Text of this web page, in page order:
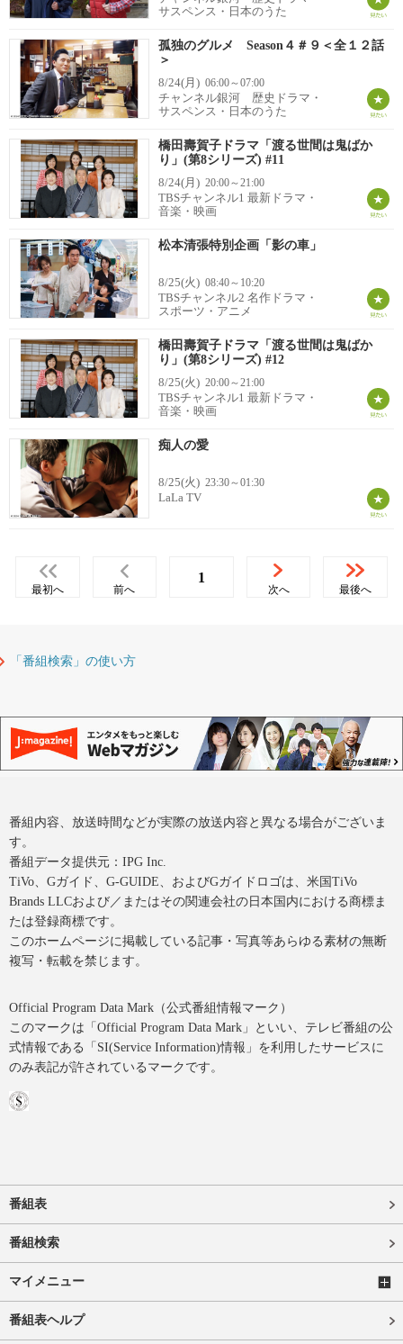
サスペンス・日本のうた
孤独のグルメ Season４＃９＜全１２話
＞
8/24(月) 06:00～07:00
チャンネル銀河 歴史ドラマ・
サスペンス・日本のうた
橋田壽賀子ドラマ「渡る世間は鬼ばか
り」(第8シリーズ) #11
8/24(月) 20:00～21:00
TBSチャンネル1 最新ドラマ・
音楽・映画
松本清張特別企画「影の車」
8/25(火) 08:40～10:20
TBSチャンネル2 名作ドラマ・
スポーツ・アニメ
橋田壽賀子ドラマ「渡る世間は鬼ばか
り」(第8シリーズ) #12
8/25(火) 20:00～21:00
TBSチャンネル1 最新ドラマ・
音楽・映画
痴人の愛
8/25(火) 23:30～01:30
LaLa TV
最初へ 前へ
1
次へ 最後へ
「番組検索」の使い方
番組内容、放送時間などが実際の放送内容と異なる場合がございま
す。
番組データ提供元：IPG Inc.
TiVo、Gガイド、G-GUIDE、およびGガイドロゴは、米国TiVo
Brands LLCおよび／またはその関連会社の日本国内における商標ま
たは登録商標です。
このホームページに掲載している記事・写真等あらゆる素材の無断
複写・転載を禁じます。
Official Program Data Mark（公式番組情報マーク）
このマークは「Official Program Data Mark」といい、テレビ番組の公
式情報である「SI(Service Information)情報」を利用したサービスに
のみ表記が許されているマークです。
番組表
番組検索
マイメニュー
番組表ヘルプ